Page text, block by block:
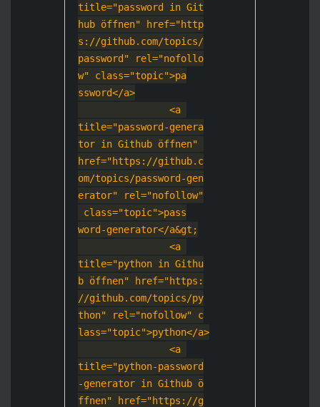
title="password in Git
hub öffnen" href="http
s://github.com/topics/
password" rel="nofollo
w" class="topic">pa
ssword</a>
                <a
title="password-genera
tor in Github öffnen"
href="https://github.c
om/topics/password-gen
erator" rel="nofollow"
class="topic">pass
word-generator</a&gt;
                <a
title="python in Githu
b öffnen" href="https:
//github.com/topics/py
thon" rel="nofollow" c
lass="topic">python</a>
                <a
title="python-password
-generator in Github ö
ffnen" href="https://g